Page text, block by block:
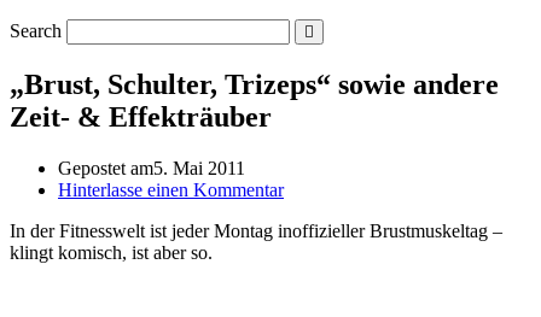
Search
„Brust, Schulter, Trizeps“ sowie andere
Zeit- & Effekträuber
Gepostet am5. Mai 2011
Hinterlasse einen Kommentar
In der Fitnesswelt ist jeder Montag inoffizieller Brustmuskeltag –
klingt komisch, ist aber so.